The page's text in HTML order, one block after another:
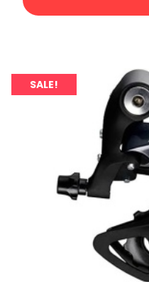
SALE!